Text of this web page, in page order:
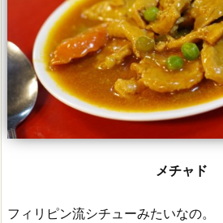
メチャド
フィリピン流シチューみたいなの。